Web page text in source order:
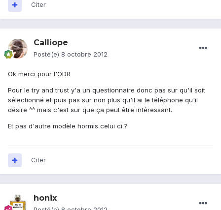
Citer
Calliope
Posté(e) 8 octobre 2012
Ok merci pour l'ODR
Pour le try and trust y'a un questionnaire donc pas sur qu'il soit
sélectionné et puis pas sur non plus qu'il ai le téléphone qu'il
désire ^^ mais c'est sur que ça peut être intéressant.
Et pas d'autre modèle hormis celui ci ?
Citer
honix